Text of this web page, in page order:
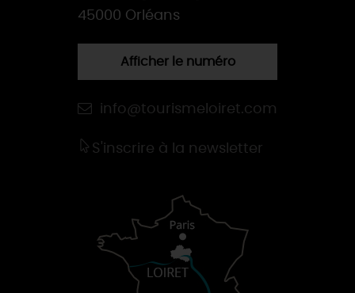
45000 Orléans
Afficher le numéro
info@tourismeloiret.com
S'inscrire à la newsletter